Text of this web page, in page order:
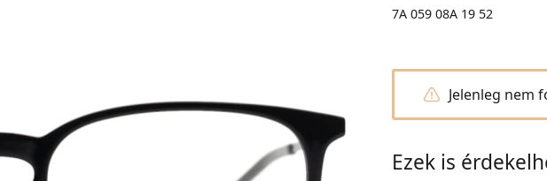
7A 059 08A 19 52
Jelenleg nem
Ezek is